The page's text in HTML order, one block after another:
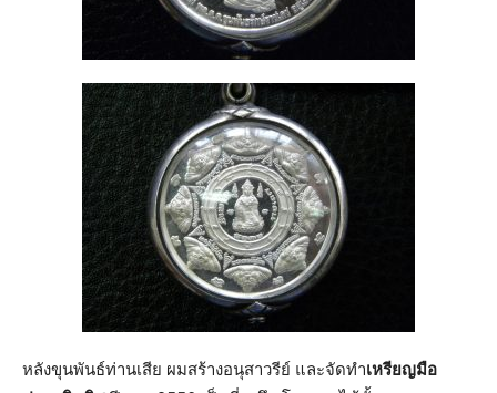
หลังขุนพันธ์ท่านเสีย ผมสร้างอนุสาวรีย์ และจัดทำเหรียญมือ